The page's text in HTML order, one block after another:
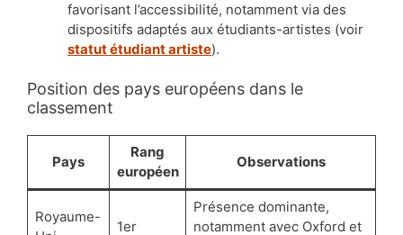
favorisant l’accessibilité, notamment via des
dispositifs adaptés aux étudiants-artistes (voir
statut étudiant artiste).
Position des pays européens dans le
classement
Pays
Rang
européen
Observations
Royaume-
1er
Présence dominante,
notamment avec Oxford et